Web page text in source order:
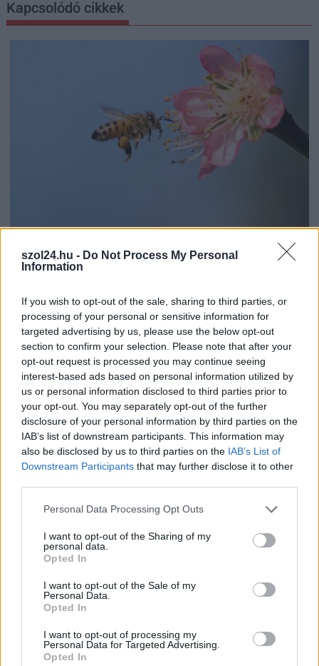
szol24.hu - Do Not Process My Personal
Information
If you wish to opt-out of the sale, sharing to third parties, or
processing of your personal or sensitive information for
targeted advertising by us, please use the below opt-out
section to confirm your selection. Please note that after your
opt-out request is processed you may continue seeing
interest-based ads based on personal information utilized by
us or personal information disclosed to third parties prior to
your opt-out. You may separately opt-out of the further
disclosure of your personal information by third parties on the
IAB’s list of downstream participants. This information may
also be disclosed by us to third parties on the IAB’s List of
Downstream Participants that may further disclose it to other
Please note that this website/app uses one or more Google
not limited to your visit or usage behaviour. You may click to
grant or deny consent to Google and its third-party tags to
use your data for below specified purposes in below Google
consent section.
Personal Data Processing Opt Outs
I want to opt-out of the Sharing of my
personal data.
Opted In
I want to opt-out of the Sale of my
Personal Data.
Opted In
I want to opt-out of processing my
Personal Data for Targeted Advertising.
Opted In
Kapcsolódó cikkek
2026.03.03. Fazekas Adrián
Közösségi összefogás a beporzókért Szolnokon
természetbarátokat a Beporzók napja alkalmából a
Tiszaliget...
Zöldebb Szolnokért
2025.04.16.
Uniós támogatással épül a zöld jövő Szolnokon
A környezettudatosság és a fenntarthatóság nem egy divatos
Zöldebb Szolnokért